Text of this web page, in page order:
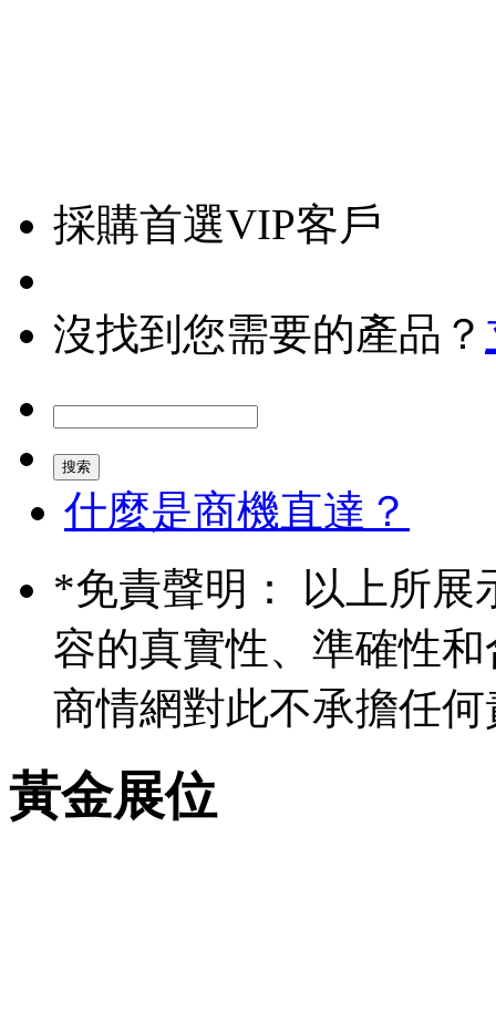
採購首選VIP客戶
沒找到您需要的產品？
什麼是商機直達？
*免責聲明： 以上所展
容的真實性、準確性
商情網對此不承擔任何
黃金展位